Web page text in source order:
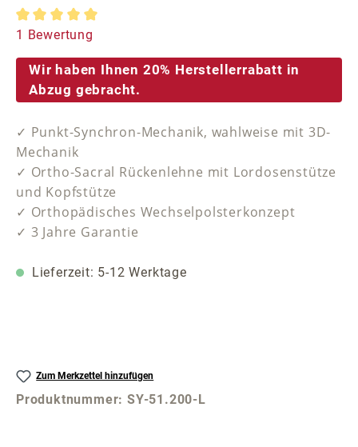
Durchschnittliche Bewertung von 5 von 5 Sternen
1 Bewertung
Wir haben Ihnen 20% Herstellerrabatt in
Abzug gebracht.
✓ Punkt-Synchron-Mechanik, wahlweise mit 3D-
Mechanik
✓ Ortho-Sacral Rückenlehne mit Lordosenstütze
und Kopfstütze
✓ Orthopädisches Wechselpolsterkonzept
✓ 3 Jahre Garantie
Lieferzeit: 5-12 Werktage
Zum Merkzettel hinzufügen
Produktnummer:SY-51.200-L